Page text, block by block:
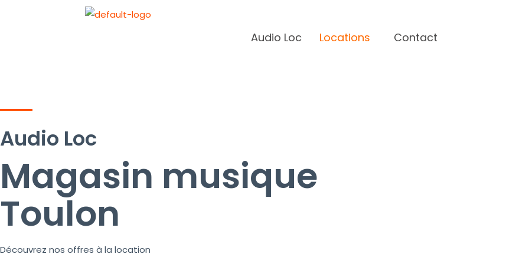
Audio Loc Locations Contact
Audio Loc
Magasin musique
Toulon ​
Découvrez nos offres à la location